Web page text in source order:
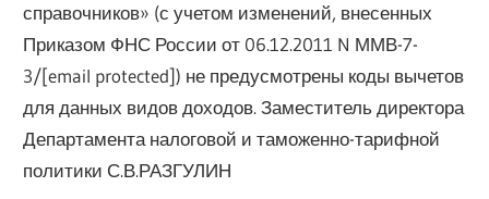
справочников» (с учетом изменений, внесенных
Приказом ФНС России от 06.12.2011 N ММВ-7-
3/[email protected]) не предусмотрены коды вычетов
для данных видов доходов. Заместитель директора
Департамента налоговой и таможенно-тарифной
политики С.В.РАЗГУЛИН